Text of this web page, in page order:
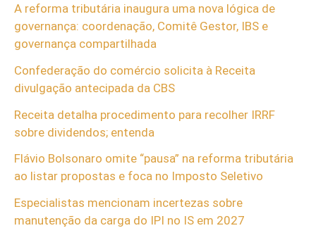
A reforma tributária inaugura uma nova lógica de
governança: coordenação, Comitê Gestor, IBS e
governança compartilhada
Confederação do comércio solicita à Receita
divulgação antecipada da CBS
Receita detalha procedimento para recolher IRRF
sobre dividendos; entenda
Flávio Bolsonaro omite “pausa” na reforma tributária
ao listar propostas e foca no Imposto Seletivo
Especialistas mencionam incertezas sobre
manutenção da carga do IPI no IS em 2027